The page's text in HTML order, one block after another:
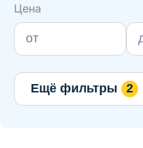
Цена
Ещё фильтры 2